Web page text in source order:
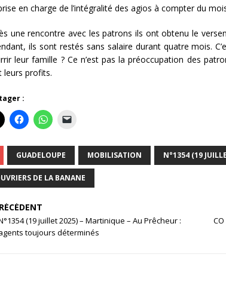
en charge de l’intégralité des agios à compter du
une rencontre avec les patrons ils ont obtenu le
ils sont restés sans salaire durant quatre mois.
leur famille ? Ce n’est pas la préoccupation des
leurs profits.
:
GUADELOUPE MOBILISATION N°1354 (19
DE LA BANANE
(19 juillet 2025) – Martinique – Au Prêcheur :
toujours déterminés